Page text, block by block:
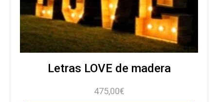
Letras LOVE de madera
475,00€